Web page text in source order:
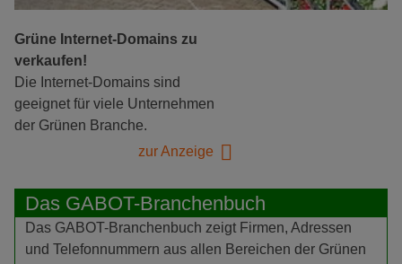
Grüne Internet-Domains zu
verkaufen!
Die Internet-Domains sind
geeignet für viele Unternehmen
der Grünen Branche.
zur Anzeige
Das GABOT-Branchenbuch
Das GABOT-Branchenbuch zeigt Firmen, Adressen
und Telefonnummern aus allen Bereichen der Grünen